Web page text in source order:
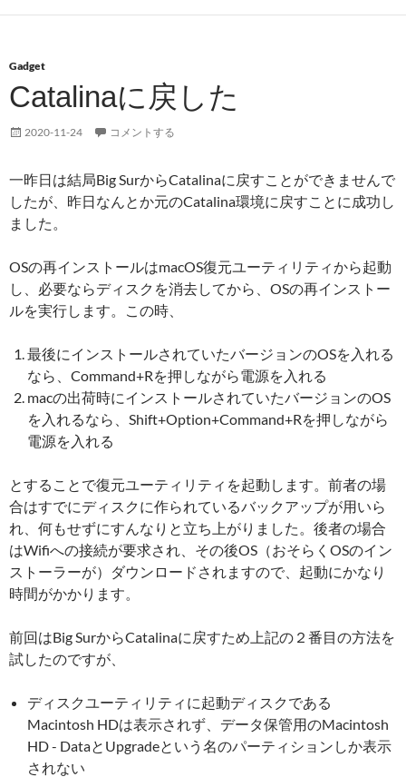
Gadget
Catalinaに戻した
2020-11-24 コメントする
一昨日は結局Big SurからCatalinaに戻すことができませんで
したが、昨日なんとか元のCatalina環境に戻すことに成功し
ました。
OSの再インストールはmacOS復元ユーティリティから起動
し、必要ならディスクを消去してから、OSの再インストー
ルを実行します。この時、
最後にインストールされていたバージョンのOSを入れる
なら、Command+Rを押しながら電源を入れる
macの出荷時にインストールされていたバージョンのOS
を入れるなら、Shift+Option+Command+Rを押しながら
電源を入れる
とすることで復元ユーティリティを起動します。前者の場
合はすでにディスクに作られているバックアップが用いら
れ、何もせずにすんなりと立ち上がりました。後者の場合
はWifiへの接続が要求され、その後OS（おそらくOSのイン
ストーラーが）ダウンロードされますので、起動にかなり
時間がかかります。
前回はBig SurからCatalinaに戻すため上記の２番目の方法を
試したのですが、
ディスクユーティリティに起動ディスクである
Macintosh HDは表示されず、データ保管用のMacintosh
HD - DataとUpgradeという名のパーティションしか表示
されない